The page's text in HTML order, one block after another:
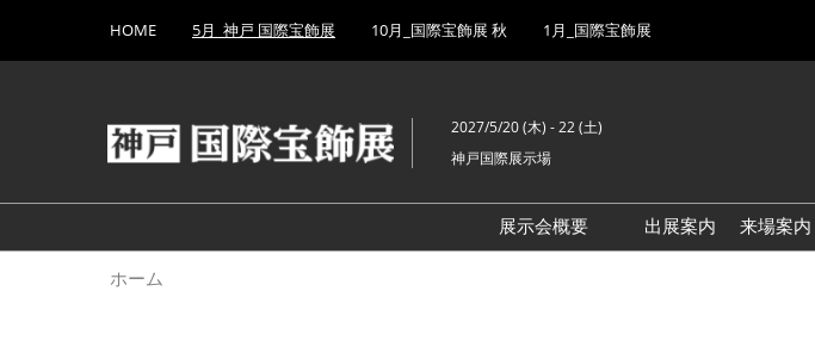
キ
し
て
to
HOME 5月_神戸 国際宝飾展 10月_国際宝飾展 秋 1月_国際宝飾展
2027/5/20 (木) - 22 (土)
神戸国際展示場
展示会概要
出展案内
来場案内
ホーム